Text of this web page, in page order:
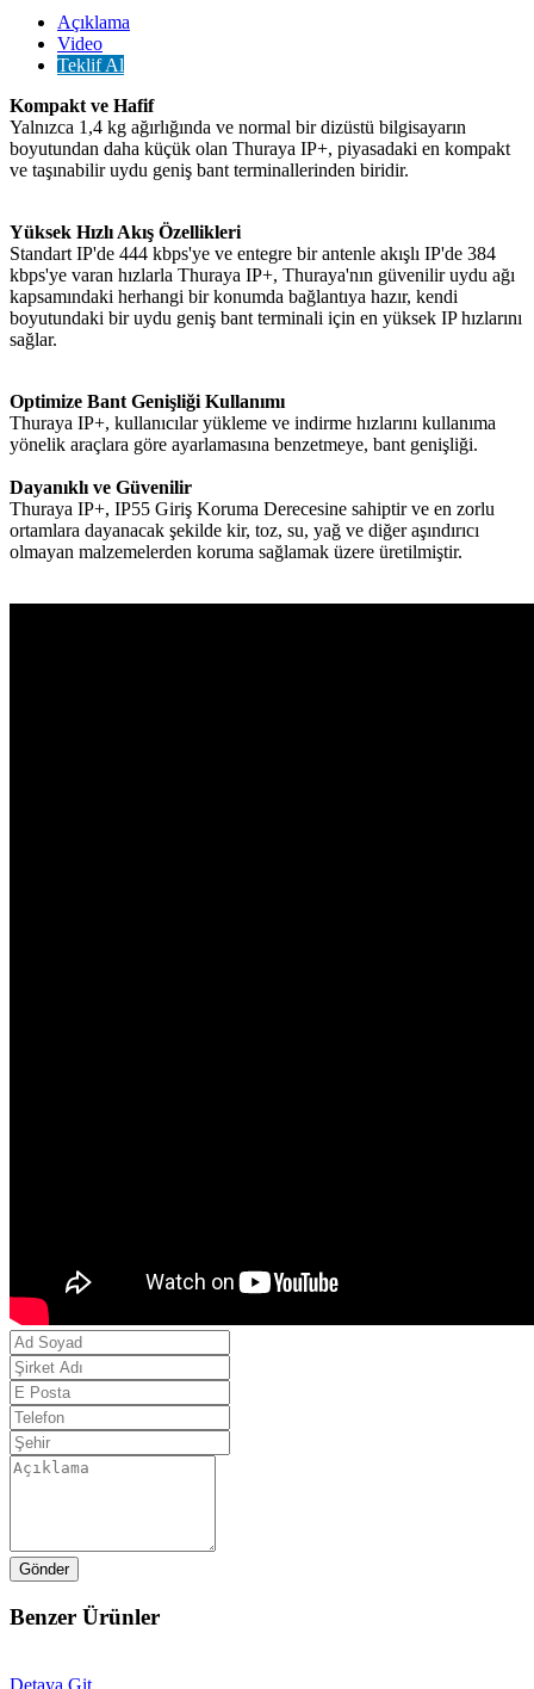
Açıklama
Video
Teklif Al
Kompakt ve Hafif
Yalnızca 1,4 kg ağırlığında ve normal bir dizüstü bilgisayarın
boyutundan daha küçük olan Thuraya IP+, piyasadaki en kompakt
ve taşınabilir uydu geniş bant terminallerinden biridir.
Yüksek Hızlı Akış Özellikleri
Standart IP'de 444 kbps'ye ve entegre bir antenle akışlı IP'de 384
kbps'ye varan hızlarla Thuraya IP+, Thuraya'nın güvenilir uydu ağı
kapsamındaki herhangi bir konumda bağlantıya hazır, kendi
boyutundaki bir uydu geniş bant terminali için en yüksek IP hızlarını
sağlar.
Optimize Bant Genişliği Kullanımı
Thuraya IP+, kullanıcılar yükleme ve indirme hızlarını kullanıma
yönelik araçlara göre ayarlamasına benzetmeye, bant genişliği.
Dayanıklı ve Güvenilir
Thuraya IP+, IP55 Giriş Koruma Derecesine sahiptir ve en zorlu
ortamlara dayanacak şekilde kir, toz, su, yağ ve diğer aşındırıcı
olmayan malzemelerden koruma sağlamak üzere üretilmiştir.
Gönder
Benzer Ürünler
Detaya Git